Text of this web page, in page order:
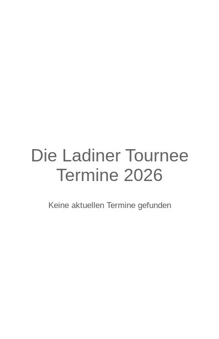
Die Ladiner Tournee
Termine 2026
Keine aktuellen Termine gefunden